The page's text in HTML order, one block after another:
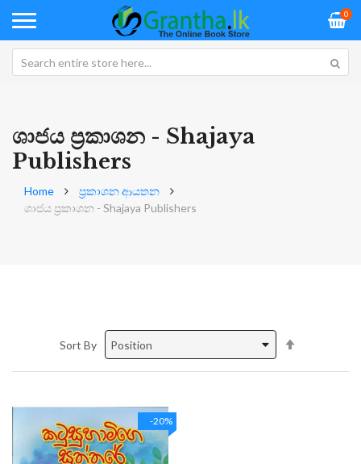
0
ශාජය ප්‍රකාශන - Shajaya
Publishers
Home
ප්‍රකාශන ආයතන
ශාජය ප්‍රකාශන - Shajaya Publishers
Sort By
Direction
-20%